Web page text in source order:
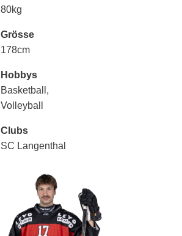
80kg
Grösse
178cm
Hobbys
Basketball,
Volleyball
Clubs
SC Langenthal